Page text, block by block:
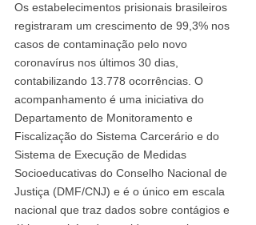
Os estabelecimentos prisionais brasileiros
registraram um crescimento de 99,3% nos
casos de contaminação pelo novo
coronavírus nos últimos 30 dias,
contabilizando 13.778 ocorrências. O
acompanhamento é uma iniciativa do
Departamento de Monitoramento e
Fiscalização do Sistema Carcerário e do
Sistema de Execução de Medidas
Socioeducativas do Conselho Nacional de
Justiça (DMF/CNJ) e é o único em escala
nacional que traz dados sobre contágios e